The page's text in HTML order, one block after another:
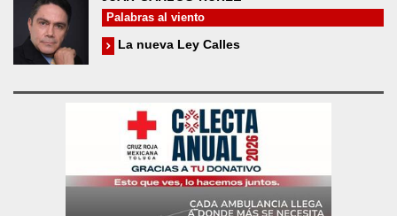
Palabras al viento
La nueva Ley Calles